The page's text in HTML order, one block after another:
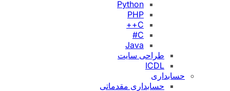
Python
PHP
C++
C#
Java
طراحی سایت
ICDL
حسابداری
حسابداری مقدماتی